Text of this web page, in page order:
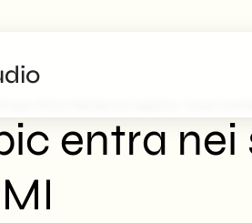
entra nei